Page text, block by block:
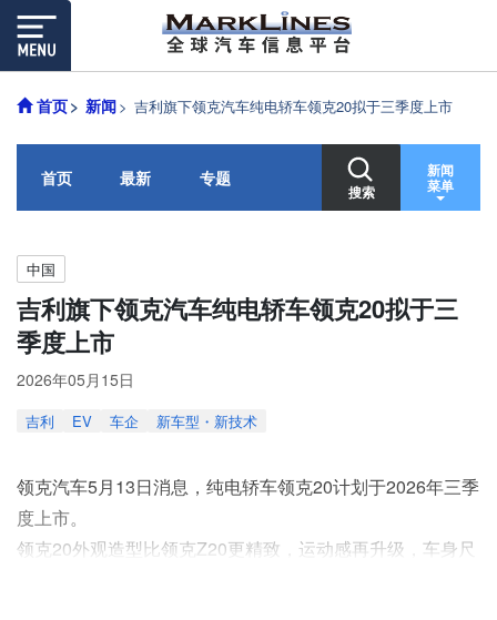
首页 新闻 吉利旗下领克汽车纯电轿车领克20拟于三季度上市
首页 最新 专题
搜索
新闻
菜单
中国
吉利旗下领克汽车纯电轿车领克20拟于三
季度上市
2026年05月15日
吉利 EV 车企 新车型・新技术
领克汽车5月13日消息，纯电轿车领克20计划于2026年三季
度上市。
领克20外观造型比领克Z20更精致，运动感再升级，车身尺